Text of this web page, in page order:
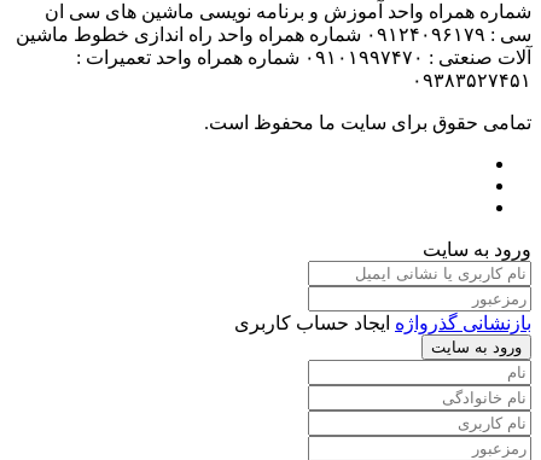
شماره همراه واحد آموزش و برنامه نویسی ماشین های سی ان
سی : ۰۹۱۲۴۰۹۶۱۷۹ شماره همراه واحد راه اندازی خطوط ماشین
آلات صنعتی : ۰۹۱۰۱۹۹۷۴۷۰ شماره همراه واحد تعمیرات :
۰۹۳۸۳۵۲۷۴۵۱
تمامی حقوق برای سایت ما محفوظ است.
ورود به سایت
بازنشانی گذرواژه ایجاد حساب کاربری
ورود به سایت